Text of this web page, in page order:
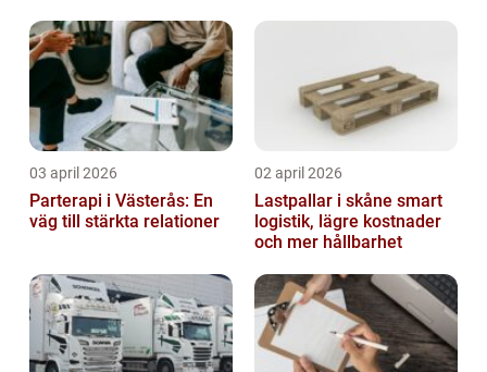
03 april 2026
Parterapi i Västerås: En
väg till stärkta relationer
02 april 2026
Lastpallar i skåne smart
logistik, lägre kostnader
och mer hållbarhet